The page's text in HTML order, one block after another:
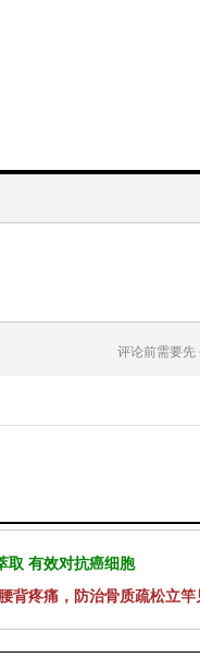
评论前需要先
取 有效对抗癌细胞
背疼痛，防治骨质疏松立竿